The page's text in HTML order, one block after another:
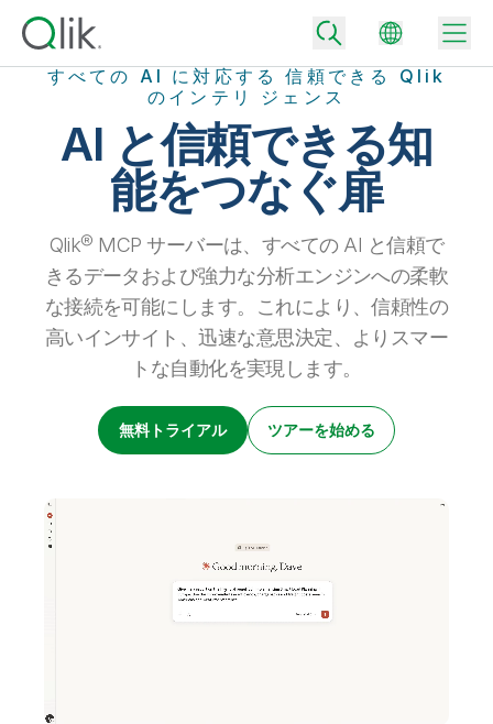
コミュニティ
カスタマーサポート
Qlik
Qlik が選ばれる理由
データをビジネス成果へ
テクノロジーパートナーとの連携
データ統合
データ分析と AI
すべての製品
Back
データ統合とデータ品質の価格
適切なデータ統合プランで、信頼できるデータを迅速に提供し、よりスマー
トな意思決定を促進します。
データ分析の価格
イベント / Web セミナー
リソースライブラリ
すべての AI に対応する 信頼できる Qlik
のインテリ ジェンス
AI と信頼できる知
能をつなぐ扉
Qlik® MCP サーバーは、すべての AI と信頼で
きるデータおよび強力な分析エンジンへの柔軟
な接続を可能にします。これにより、信頼性の
高いインサイト、迅速な意思決定、よりスマー
トな自動化を実現します。
無料トライアル ツアーを始める